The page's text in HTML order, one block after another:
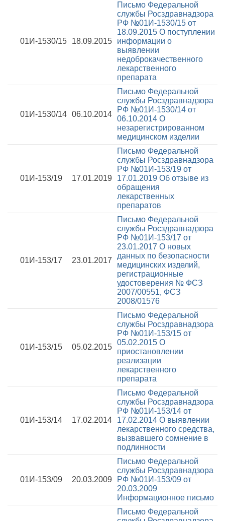
01И-1530/15 18.09.2015
Письмо Федеральной
службы Росздравнадзора
РФ №01И-1530/15 от
18.09.2015 О поступлении
информации о
выявлении
недоброкачественного
лекарственного
препарата
01И-1530/14 06.10.2014
Письмо Федеральной
службы Росздравнадзора
РФ №01И-1530/14 от
06.10.2014 О
незарегистрированном
медицинском изделии
01И-153/19 17.01.2019
Письмо Федеральной
службы Росздравнадзора
РФ №01И-153/19 от
17.01.2019 Об отзыве из
обращения
лекарственных
препаратов
01И-153/17 23.01.2017
Письмо Федеральной
службы Росздравнадзора
РФ №01И-153/17 от
23.01.2017 О новых
данных по безопасности
медицинских изделий,
регистрационные
удостоверения № ФСЗ
2007/00551, ФСЗ
2008/01576
01И-153/15 05.02.2015
Письмо Федеральной
службы Росздравнадзора
РФ №01И-153/15 от
05.02.2015 О
приостановлении
реализации
лекарственного
препарата
01И-153/14 17.02.2014
Письмо Федеральной
службы Росздравнадзора
РФ №01И-153/14 от
17.02.2014 О выявлении
лекарственного средства,
вызвавшего сомнение в
подлинности
01И-153/09 20.03.2009
Письмо Федеральной
службы Росздравнадзора
РФ №01И-153/09 от
20.03.2009
Информационное письмо
Письмо Федеральной